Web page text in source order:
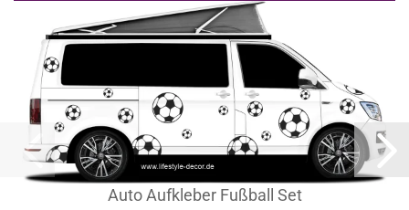
Auto Aufkleber Fußball Set